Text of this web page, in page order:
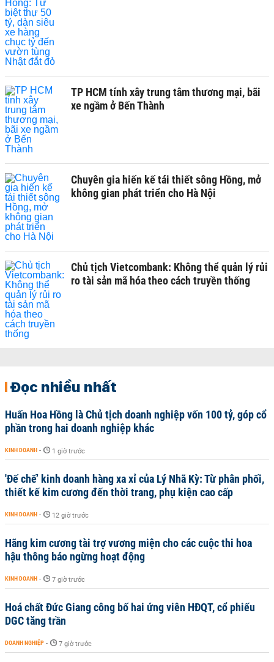
TP HCM tính xây trung tâm thương mại, bãi
xe ngầm ở Bến Thành
Chuyên gia hiến kế tái thiết sông Hồng, mở
không gian phát triển cho Hà Nội
Chủ tịch Vietcombank: Không thể quản lý rủi
ro tài sản mã hóa theo cách truyền thống
Đọc nhiều nhất
Huấn Hoa Hồng là Chủ tịch doanh nghiệp vốn 100 tỷ, góp cổ
phần trong hai doanh nghiệp khác
KINH DOANH - 1 giờ trước
'Đế chế’ kinh doanh hàng xa xỉ của Lý Nhã Kỳ: Từ phân phối,
thiết kế kim cương đến thời trang, phụ kiện cao cấp
KINH DOANH - 12 giờ trước
Hãng kim cương tài trợ vương miện cho các cuộc thi hoa
hậu thông báo ngừng hoạt động
KINH DOANH - 7 giờ trước
Hoá chất Đức Giang công bố hai ứng viên HĐQT, cổ phiếu
DGC tăng trần
DOANH NGHIỆP - 7 giờ trước